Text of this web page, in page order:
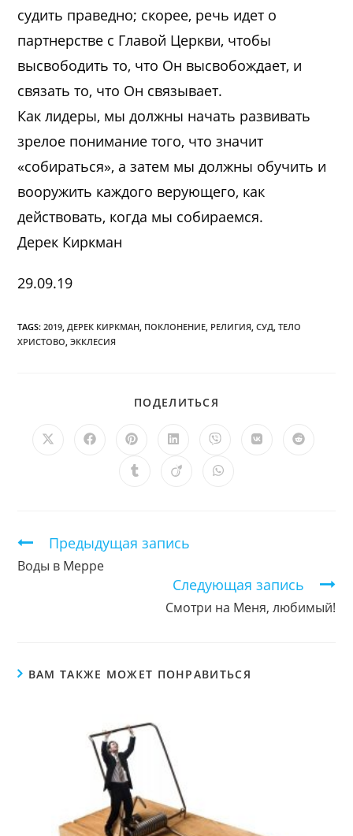
судить праведно; скорее, речь идет о
партнерстве с Главой Церкви, чтобы
высвободить то, что Он высвобождает, и
связать то, что Он связывает.
Как лидеры, мы должны начать развивать
зрелое понимание того, что значит
«собираться», а затем мы должны обучить и
вооружить каждого верующего, как
действовать, когда мы собираемся.
Дерек Киркман
29.09.19
TAGS:2019 ДЕРЕК КИРКМАН ПОКЛОНЕНИЕ РЕЛИГИЯ СУД ТЕЛО
ХРИСТОВО ЭККЛЕСИЯ
ПОДЕЛИТЬСЯ
Открывается
Открывается
новом
Открывается
в
новом
Открывается
новом
Открывается
новом
Открывается
Открывается
ОткрываетсяОткрывается
Продолжить
чтение
Предыдущая запись
Воды в Мерре
Следующая запись
Смотри на Меня, любимый!
ВАМ ТАКЖЕ МОЖЕТ ПОНРАВИТЬСЯ